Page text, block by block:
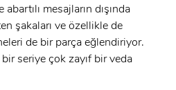
mesajların dışında
şakaları ve özellikle de
de bir parça eğlendiriyor.
seriye çok zayıf bir veda